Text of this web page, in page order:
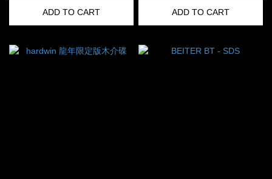
ADD TO CART ADD TO CART